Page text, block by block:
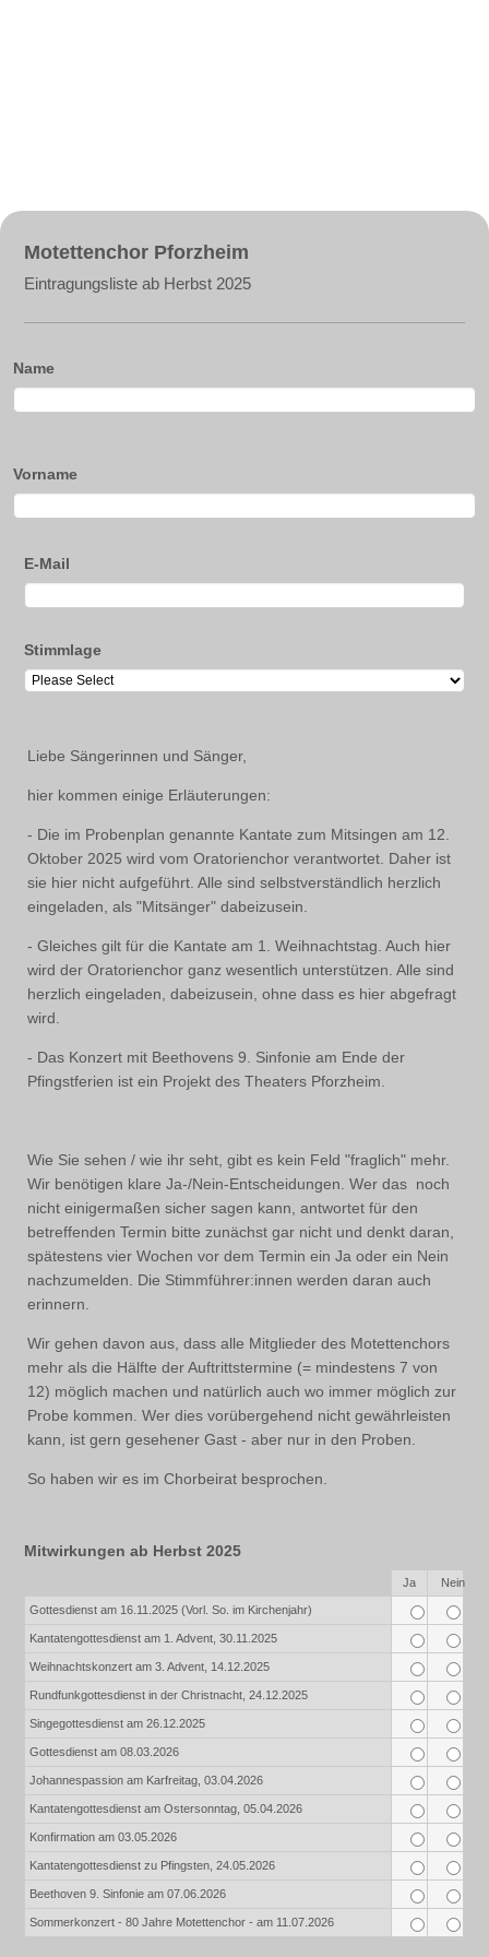
Motettenchor Pforzheim
Eintragungsliste ab Herbst 2025
Name
Vorname
E-Mail
Stimmlage
Liebe Sängerinnen und Sänger,
hier kommen einige Erläuterungen:
- Die im Probenplan genannte Kantate zum Mitsingen am 12.
Oktober 2025 wird vom Oratorienchor verantwortet. Daher ist
sie hier nicht aufgeführt. Alle sind selbstverständlich herzlich
eingeladen, als "Mitsänger" dabeizusein.
- Gleiches gilt für die Kantate am 1. Weihnachtstag. Auch hier
wird der Oratorienchor ganz wesentlich unterstützen. Alle sind
herzlich eingeladen, dabeizusein, ohne dass es hier abgefragt
wird.
- Das Konzert mit Beethovens 9. Sinfonie am Ende der
Pfingstferien ist ein Projekt des Theaters Pforzheim.
Wie Sie sehen / wie ihr seht, gibt es kein Feld "fraglich" mehr.
Wir benötigen klare Ja-/Nein-Entscheidungen. Wer das noch
nicht einigermaßen sicher sagen kann, antwortet für den
betreffenden Termin bitte zunächst gar nicht und denkt daran,
spätestens vier Wochen vor dem Termin ein Ja oder ein Nein
nachzumelden. Die Stimmführer:innen werden daran auch
erinnern.
Wir gehen davon aus, dass alle Mitglieder des Motettenchors
mehr als die Hälfte der Auftrittstermine (= mindestens 7 von
12) möglich machen und natürlich auch wo immer möglich zur
Probe kommen. Wer dies vorübergehend nicht gewährleisten
kann, ist gern gesehener Gast - aber nur in den Proben.
So haben wir es im Chorbeirat besprochen.
Mitwirkungen ab Herbst 2025
Ja Nein
Gottesdienst am 16.11.2025 (Vorl. So. im Kirchenjahr)
Kantatengottesdienst am 1. Advent, 30.11.2025
Weihnachtskonzert am 3. Advent, 14.12.2025
Rundfunkgottesdienst in der Christnacht, 24.12.2025
Singegottesdienst am 26.12.2025
Gottesdienst am 08.03.2026
Johannespassion am Karfreitag, 03.04.2026
Kantatengottesdienst am Ostersonntag, 05.04.2026
Konfirmation am 03.05.2026
Kantatengottesdienst zu Pfingsten, 24.05.2026
Beethoven 9. Sinfonie am 07.06.2026
Sommerkonzert - 80 Jahre Motettenchor - am 11.07.2026